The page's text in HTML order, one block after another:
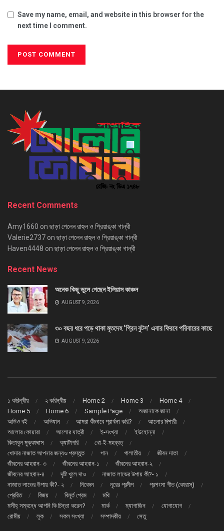
Save my name, email, and website in this browser for the
next time I comment.
Recent Comments
Amy1660 on ছাড়া পেলেন রাহুল ও প্রিয়াঙ্কা গান্ধী
Valerie2737 on ছাড়া পেলেন রাহুল ও প্রিয়াঙ্কা গান্ধী
Haven4448 on ছাড়া পেলেন রাহুল ও প্রিয়াঙ্কা গান্ধী
Recent News
অনেক কিছু ভুলে গেছেন ইলিয়াস কাঞ্চন
AUGUST 9, 2026
৩০ বছর ধরে পড়ে থাকা মৃতদেহ ‘গ্রিন বুটস’ এবার ফিরবে পরিবারের কাছে
AUGUST 9, 2026
১ করিন্থীয় ২ করিন্থীয় Home 2 Home 3
Home 4
Home 5
Home 6 Sample Page
অজানাকে জানা
অডিও বই
অভিযান আমরা কীভাবে প্রার্থনা করি?
আলোর দিশারী
আলোর ফোয়ারা
আলোর যাত্রী ই-সংখ্যা
ইউহোন্না
কিতাবুল মুক্কাদ্দাস
ক্যাটাগরি
খো-ই-মহব্বত্
খোদার নাজাত আপনার জন্যও প্রস্তুত
গান গালাতীয়
জীবন দাতা
জীবনের আহবান- ৩
জীবনের আহবান-১
জীবনের আহবান-২
জীবনের আহবান-৪
দৃষ্টি খুলে দাও
নাজাত লাভের উপায় কী?- ১
নাজাত লাভের উপায় কী?- ২
নিবেদন নূরের প্রদীপ
প্রশংসা গীত (কোরাস্)
প্রেরিত
বিজয় বিমূর্ত প্রেম
মথি
মসীহ্ সম্বন্ধে আপনি কি চিন্তা করেন?
মার্ক ম্যাগাজিন
যোগাযোগ
রোমীয়
লূক সকল সংখ্যা সম্পাদকীয় সেতু